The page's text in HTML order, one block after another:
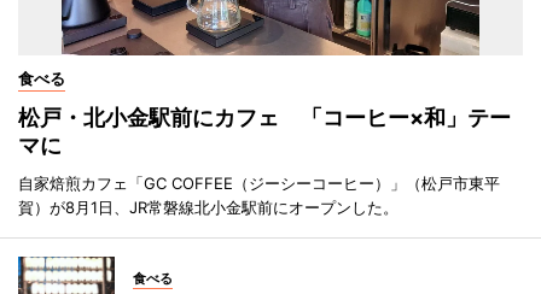
食べる
松戸・北小金駅前にカフェ 「コーヒー×和」テー
マに
自家焙煎カフェ「GC COFFEE（ジーシーコーヒー）」（松戸市東平
賀）が8月1日、JR常磐線北小金駅前にオープンした。
食べる